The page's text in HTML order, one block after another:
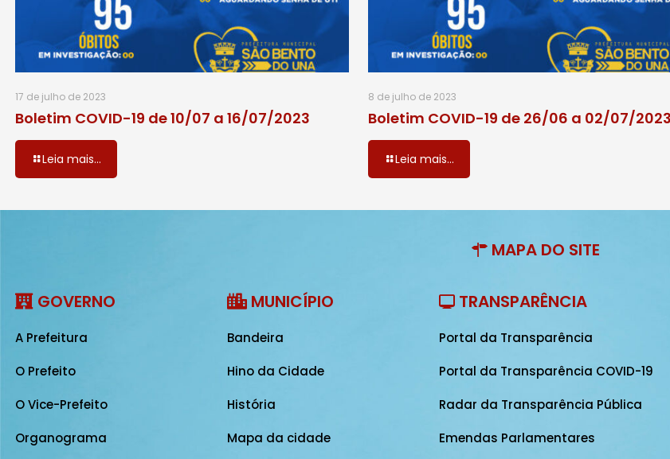
17 de julho de 2023
Boletim COVID-19 de 10/07 a 16/07/2023
Leia mais...
8 de julho de 2023
Boletim COVID-19 de 26/06 a 02/07/2023
Leia mais...
MAPA DO SITE
GOVERNO
A Prefeitura
O Prefeito
O Vice-Prefeito
Organograma
MUNICÍPIO
Bandeira
Hino da Cidade
História
Mapa da cidade
TRANSPARÊNCIA
Portal da Transparência
Portal da Transparência COVID-19
Radar da Transparência Pública
Emendas Parlamentares